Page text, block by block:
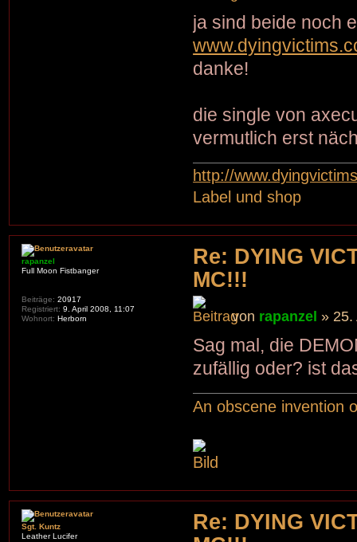
ja sind beide noch
danke!
die single von
vermutlich erst
http://
Label und shop
Re: DYING
MC!!!
von rapanzel » 25.
Sag mal, die
zufällig oder? ist
An obscene invention
rapanzel
Full Moon Fistbanger
Beiträge: 20917
Registriert: 9. April 2008, 11:07
Wohnort: Herborn
Re: DYING
Sgt. Kuntz
Leather Lucifer